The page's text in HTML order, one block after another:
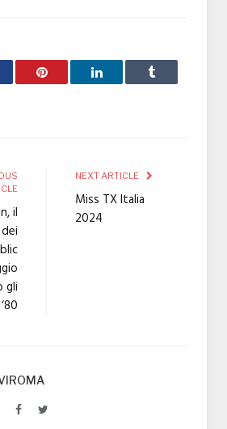
Pinterest LinkedIn Tumblr
il
gli
NEXT ARTICLE
Miss TX Italia
2024
FacebookTwitter